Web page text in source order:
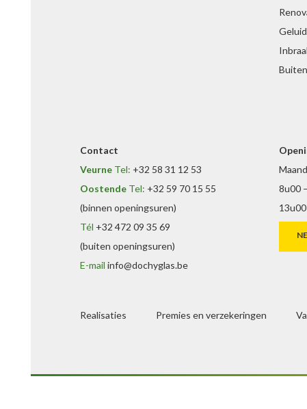
Contact
Veurne Tel: +32 58 31 12 53
Oostende Tel: +32 59 70 15 55
(binnen openingsuren)
Tél +32 472 09 35 69
(buiten openingsuren)
E-mail info@dochyglas.be
8u00
Realisaties Premies en verzekeringen